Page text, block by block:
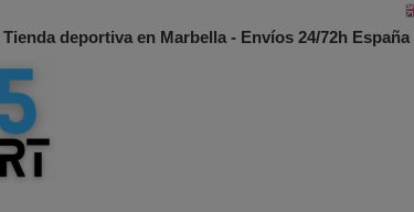
Tienda deportiva en Marbella - Envíos 24/72h